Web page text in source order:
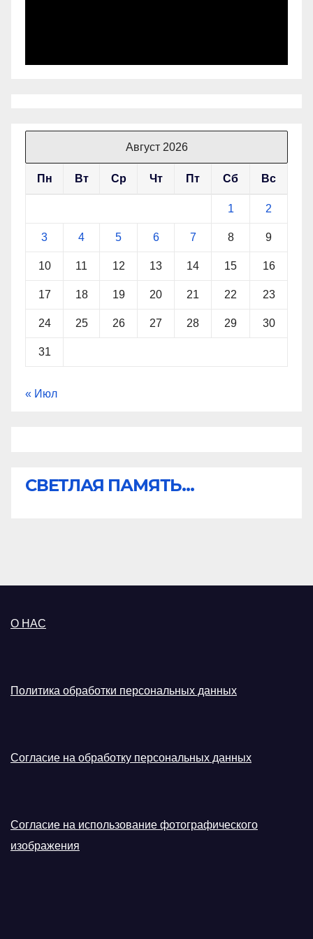
Август 2026
Пн Вт Ср Чт Пт Сб Вс
1 2
3 4 5 6 7 8 9
10 11 12 13 14 15 16
17 18 19 20 21 22 23
24 25 26 27 28 29 30
31
« Июл
СВЕТЛАЯ ПАМЯТЬ...
О НАС
Политика обработки персональных данных
Согласие на обработку персональных данных
Согласие на использование фотографического
изображения